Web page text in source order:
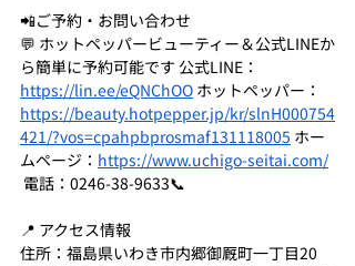
📲ご予約・お問い合わせ
💬 ホットペッパービューティー＆公式LINEか
ら簡単に予約可能です 公式LINE：
https://lin.ee/eQNChOO ホットペッパー：
https://beauty.hotpepper.jp/kr/slnH000754
421/?vos=cpahpbprosmaf131118005 ホー
ムページ： https://www.uchigo-seitai.com/
電話：0246-38-9633📞
📍 アクセス情報
住所：福島県いわき市内郷御厩町一丁目20